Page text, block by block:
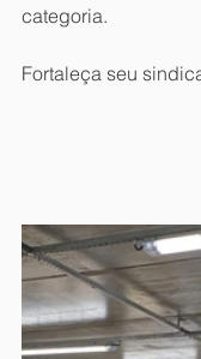
categoria.
Fortaleça seu